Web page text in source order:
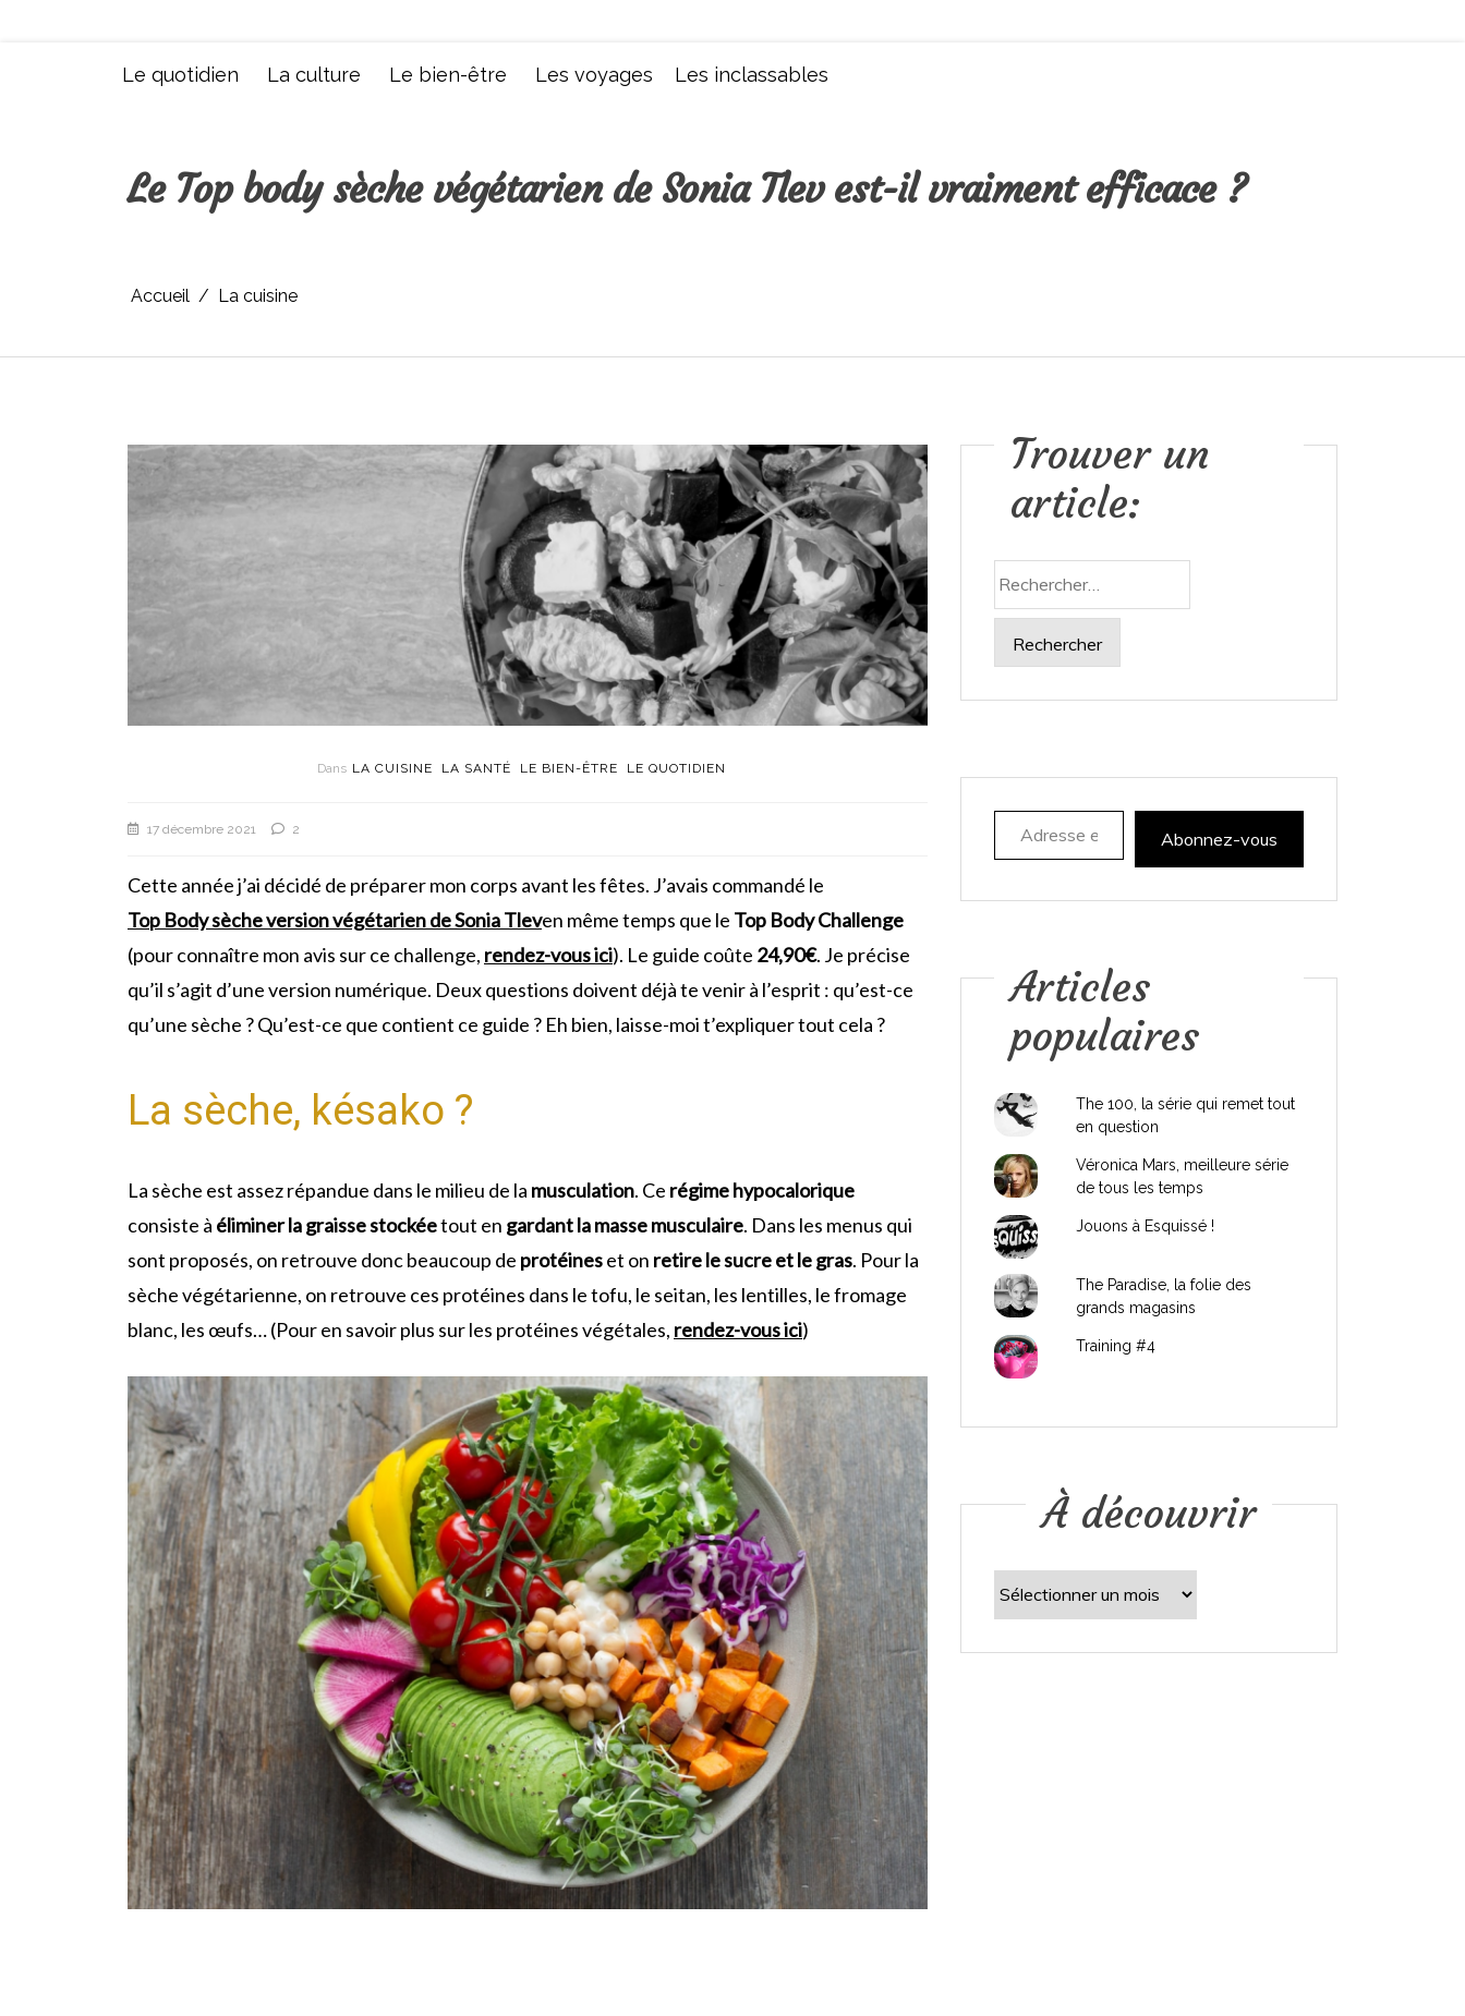
Le quotidien La culture Le bien-être Les voyages Les inclassables
Le Top body sèche végétarien de Sonia Tlev est-il vraiment efficace ?
Accueil La cuisine
Dans LA CUISINE LA SANTÉ LE BIEN-ÊTRE LE QUOTIDIEN
17 décembre 2021 2
Cette année j’ai décidé de préparer mon corps avant les fêtes. J’avais commandé le
Top Body sèche version végétarien de Sonia Tleven même temps que le Top Body Challenge
(pour connaître mon avis sur ce challenge, rendez-vous ici). Le guide coûte 24,90€. Je précise
qu’il s’agit d’une version numérique. Deux questions doivent déjà te venir à l’esprit : qu’est-ce
qu’une sèche ? Qu’est-ce que contient ce guide ? Eh bien, laisse-moi t’expliquer tout cela ?
La sèche, késako ?
La sèche est assez répandue dans le milieu de la musculation. Ce régime hypocalorique
consiste à éliminer la graisse stockéetout en gardant la masse musculaire. Dans les menus qui
sont proposés, on retrouve donc beaucoup de protéineset on retire le sucre et le gras. Pour la
sèche végétarienne, on retrouve ces protéines dans le tofu, le seitan, les lentilles, le fromage
blanc, les œufs… (Pour en savoir plus sur les protéines végétales, rendez-vous ici)
Trouver un
article:
Adresse e-mail
Abonnez-vous
Articles
populaires
The 100, la série qui remet tout
en question
Véronica Mars, meilleure série
de tous les temps
Jouons à Esquissé !
The Paradise, la folie des
grands magasins
Training #4
À découvrir
découvrir